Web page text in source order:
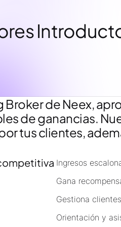
de Neex,
de ganancias.
tus clientes,
Ingresos
Gana
Gestiona
Orientación y